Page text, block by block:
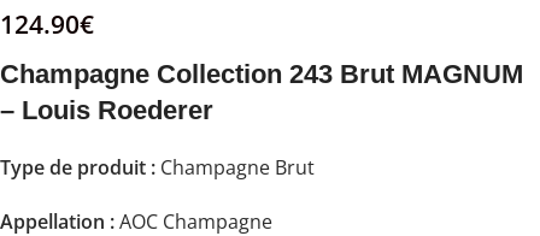
124.90€
Champagne Collection 243 Brut MAGNUM
– Louis Roederer
Type de produit : Champagne Brut
Appellation :AOC Champagne